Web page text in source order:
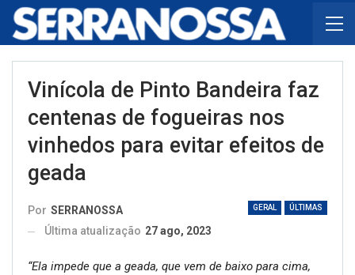
Vinícola de Pinto Bandeira faz
centenas de fogueiras nos
vinhedos para evitar efeitos de
geada
GERAL ÚLTIMAS
Por SERRANOSSA
Última atualização 27 ago, 2023
“Ela impede que a geada, que vem de baixo para cima,